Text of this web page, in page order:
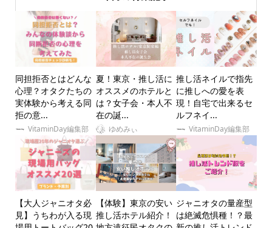
同担拒否とはどんな
心理？オタクたちの
実体験から考える同
拒の意...
VitaminDay編集部
夏！東京・推し活に
オススメのホテルと
は？女子会・本人不
在の誕...
ゆめみぃ
推し活ネイルで指先
に推しへの愛を表
現！自宅で出来るセ
ルフネイ...
VitaminDay編集部
【大人ジャニオタ必
見】うちわが入る現
【体験】東京の安い
推し活ホテル紹介！
ジャニオタの量産型
は絶滅危惧種！？最